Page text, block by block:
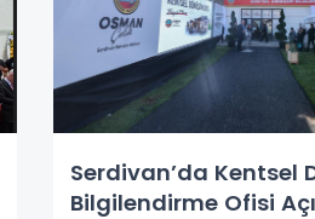
Serdivan’da Kentsel
Bilgilendirme Ofisi